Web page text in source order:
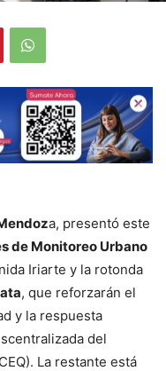
a, presentó este
de Monitoreo Urbano
Iriarte y la rotonda
, que reforzarán el
y la respuesta
del
La restante está